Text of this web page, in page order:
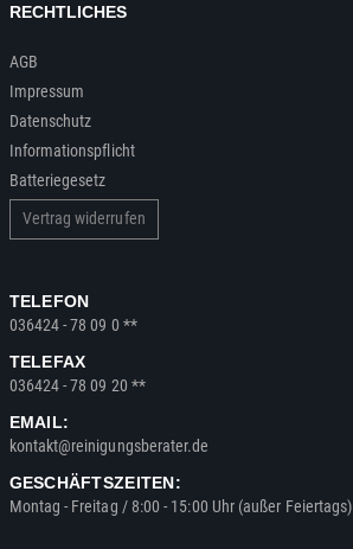
RECHTLICHES
AGB
Impressum
Datenschutz
Informationspflicht
Batteriegesetz
Vertrag widerrufen
TELEFON
036424 - 78 09 0 **
TELEFAX
036424 - 78 09 20 **
EMAIL:
kontakt@reinigungsberater.de
GESCHÄFTSZEITEN:
Montag - Freitag / 8:00 - 15:00 Uhr (außer Feiertags)